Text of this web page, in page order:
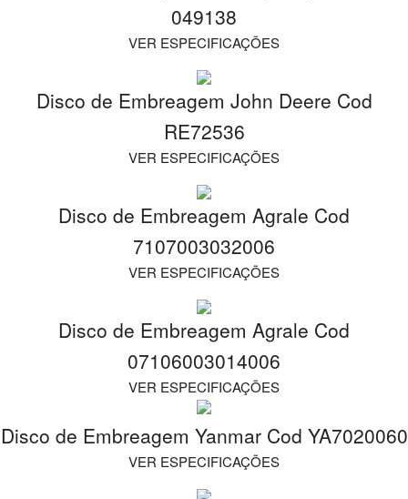
049138
VER ESPECIFICAÇÕES
Disco de Embreagem John Deere Cod
RE72536
VER ESPECIFICAÇÕES
Disco de Embreagem Agrale Cod
7107003032006
VER ESPECIFICAÇÕES
Disco de Embreagem Agrale Cod
07106003014006
VER ESPECIFICAÇÕES
Disco de Embreagem Yanmar Cod YA7020060
VER ESPECIFICAÇÕES